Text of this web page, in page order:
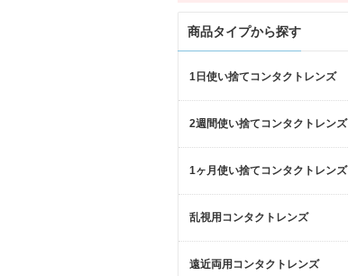
商品タイプから探す
1日使い捨てコンタクトレンズ
2週間使い捨てコンタクトレンズ
1ヶ月使い捨てコンタクトレンズ
乱視用コンタクトレンズ
遠近両用コンタクトレンズ